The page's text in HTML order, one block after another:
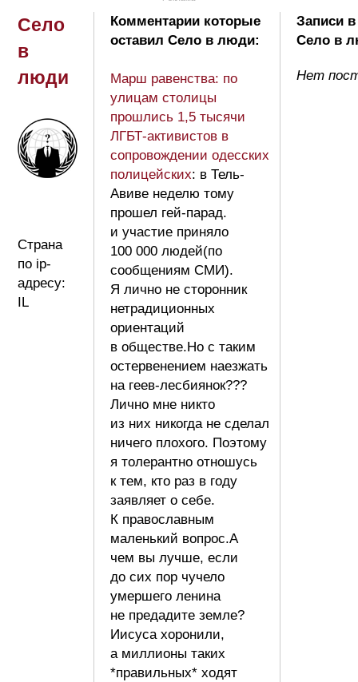
Село
в
люди
Страна
по ip-
адресу:
IL
Комментарии которые
оставил Село в люди:
Марш равенства: по
улицам столицы
прошлись 1,5 тысячи
ЛГБТ-активистов в
сопровождении одесских
полицейских: в Тель-
Авиве неделю тому
прошел гей-парад.
и участие приняло
100 000 людей(по
сообщениям СМИ).
Я лично не сторонник
нетрадиционных
ориентаций
в обществе.Но с таким
остервенением наезжать
на геев-лесбиянок???
Лично мне никто
из них никогда не сделал
ничего плохого. Поэтому
я толерантно отношусь
к тем, кто раз в году
заявляет о себе.
К православным
маленький вопрос.А
чем вы лучше, если
до сих пор чучело
умершего ленина
не предадите земле?
Иисуса хоронили,
а миллионы таких
*правильных* ходят
Записи
Село в
Нет